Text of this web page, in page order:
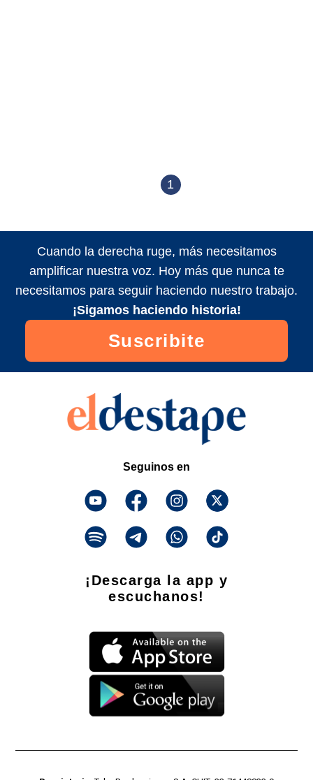
1
Cuando la derecha ruge, más necesitamos
amplificar nuestra voz. Hoy más que nunca te
necesitamos para seguir haciendo nuestro trabajo.
¡Sigamos haciendo historia!
Suscribite
Seguinos en
¡Descarga la app y
escuchanos!